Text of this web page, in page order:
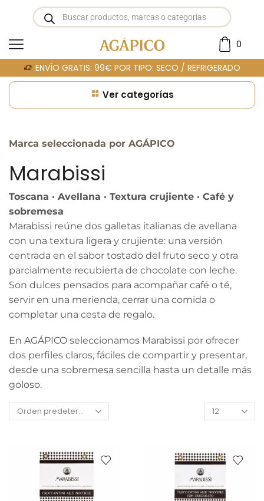
0
ENVÍO GRATIS: 99€ POR TIPO: SECO / REFRIGERADO
Ver categorías
Portada»MARABISSI
Marca seleccionada por AGÁPICO
Marabissi
Toscana · Avellana · Textura crujiente · Café y
sobremesa
Marabissi reúne dos galletas italianas de avellana
con una textura ligera y crujiente: una versión
centrada en el sabor tostado del fruto seco y otra
parcialmente recubierta de chocolate con leche.
Son dulces pensados para acompañar café o té,
servir en una merienda, cerrar una comida o
completar una cesta de regalo.
En AGÁPICO seleccionamos Marabissi por ofrecer
dos perfiles claros, fáciles de compartir y presentar,
desde una sobremesa sencilla hasta un detalle más
goloso.